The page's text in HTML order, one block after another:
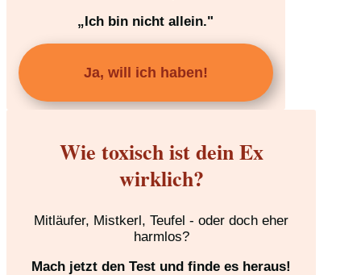
„Ich bin nicht allein."
Ja, will ich haben!
Wie toxisch ist dein Ex
wirklich?
Mitläufer, Mistkerl, Teufel - oder doch eher
harmlos?
Mach jetzt den Test und finde es heraus!